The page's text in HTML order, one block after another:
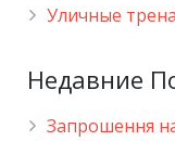
Уличные
Недавние
Запрошення